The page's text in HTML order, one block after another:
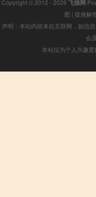
Copyright © 2012 - 2026 飞猫网
图 | 疑难解
声明：本站内容来自互联网，如信
会
本站仅为个人兴趣